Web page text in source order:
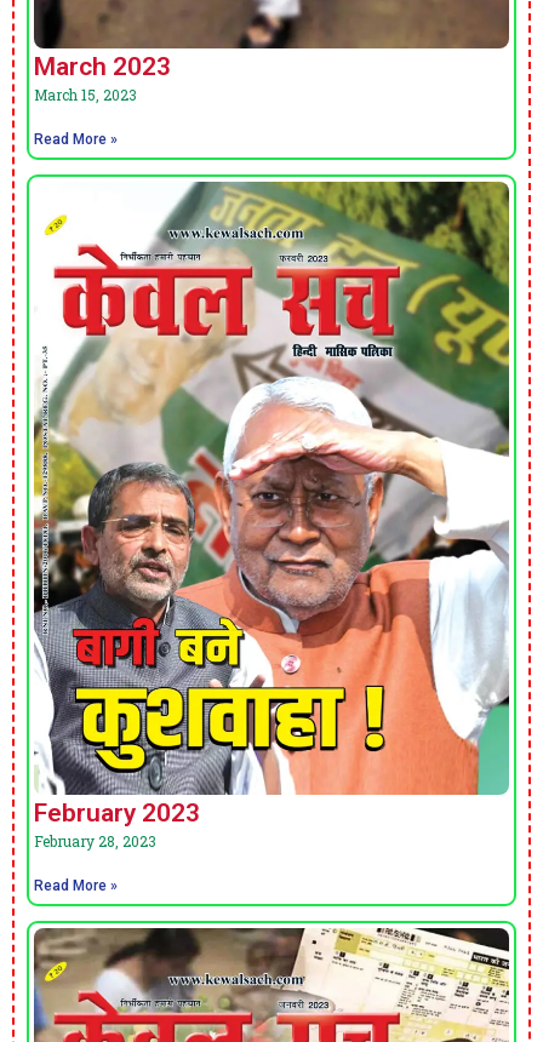
March 2023
March 15, 2023
Read More »
February 2023
February 28, 2023
Read More »